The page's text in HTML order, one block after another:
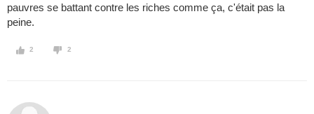
pauvres se battant contre les riches comme ça, c'était pas la
peine.
2 2